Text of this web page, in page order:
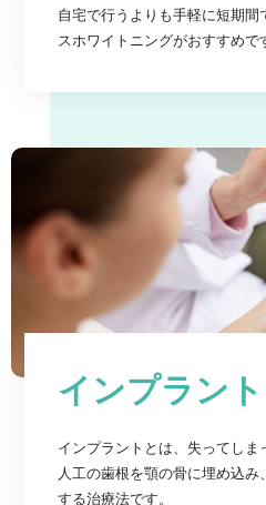
自宅で行うよりも手軽に短期間
スホワイトニングがおすすめで
インプラント
インプラントとは、失ってしま
人工の歯根を顎の骨に埋め込
する治療法です。